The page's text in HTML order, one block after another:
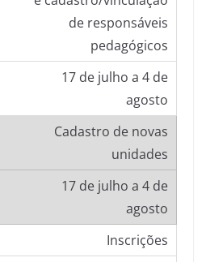
de responsáveis
pedagógicos
17 de julho a 4 de
agosto
Cadastro de novas
unidades
17 de julho a 4 de
agosto
Inscrições